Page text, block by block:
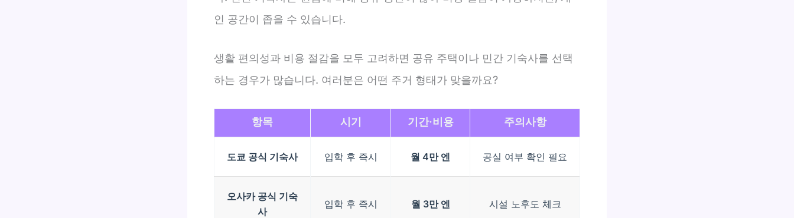
인 공간이 좁을 수 있습니다.
생활 편의성과 비용 절감을 모두 고려하면 공유 주택이나 민간 기숙사를 선택
하는 경우가 많습니다. 여러분은 어떤 주거 형태가 맞을까요?
항목 시기 기간·비용 주의사항
도쿄 공식 기숙사 입학 후 즉시 월 4만 엔 공실 여부 확인 필요
오사카 공식 기숙
사
입학 후 즉시 월 3만 엔 시설 노후도 체크